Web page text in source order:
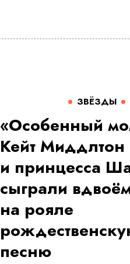
ЗВЁЗДЫ
«Особенный
Кейт Миддлтон
и принцесса
сыграли
на рояле
песню